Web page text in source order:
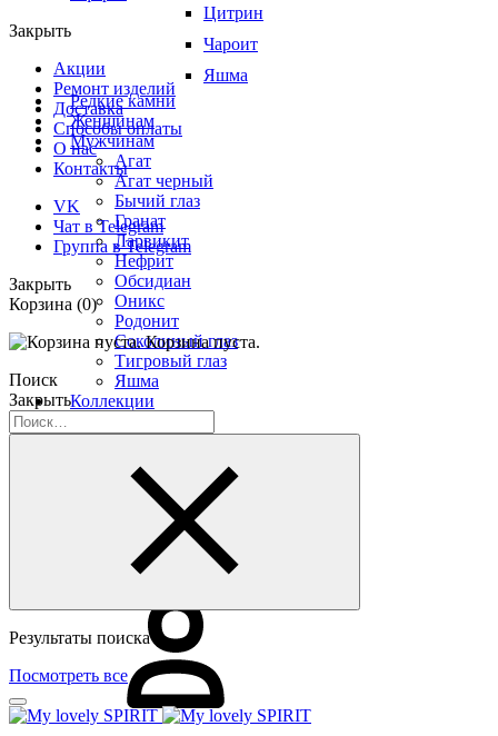
Цитрин
Чароит
Яшма
Редкие камни
Женщинам
Мужчинам
Агат
Агат черный
Бычий глаз
Гранат
Ларвикит
Нефрит
Обсидиан
Оникс
Родонит
Соколиный глаз
Тигровый глаз
Яшма
Коллекции
Арго
Лесная сказка
УРУЙ-АЙХАЛ
Премиум
Распродажа
Закрыть
Акции
Ремонт изделий
Доставка
Способы оплаты
О нас
Контакты
VK
Чат в Telegram
Группа в Telegram
Закрыть
Корзина (0)
Корзина пуста.
Поиск
Закрыть
Результаты поиска
Посмотреть все